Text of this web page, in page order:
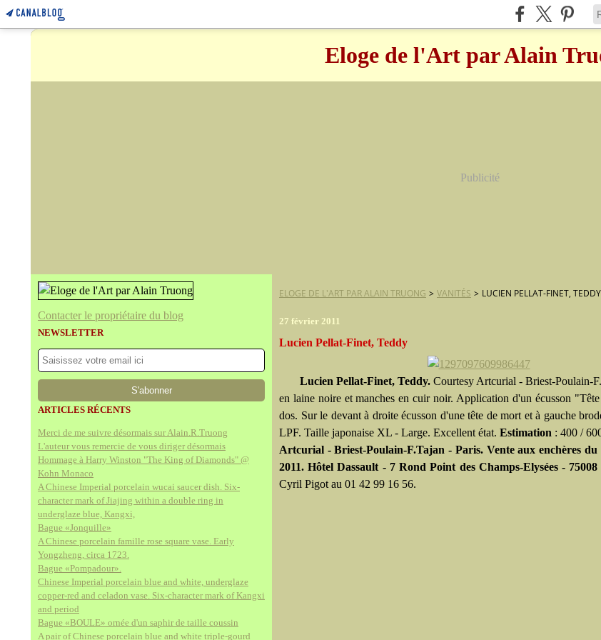
Eloge de l'Art par Alain
Publicité
Contacter le propriétaire du blog
NEWSLETTER
ARTICLES RÉCENTS
Merci de me suivre désormais sur Alain.R.Truong
L'auteur vous remercie de vous diriger désormais
Hommage à Harry Winston "The King of Diamonds" @
Kohn Monaco
A Chinese Imperial porcelain wucai saucer dish. Six-
character mark of Jiajing within a double ring in
underglaze blue, Kangxi,
Bague «Jonquille»
A Chinese porcelain famille rose square vase. Early
Yongzheng, circa 1723.
Bague «Pompadour».
Chinese Imperial porcelain blue and white, underglaze
copper-red and celadon vase. Six-character mark of Kangxi
and period
Bague «BOULE» ornée d'un saphir de taille coussin
A pair of Chinese porcelain blue and white triple-gourd
ELOGE DE L'ART PAR ALAIN TRUONG > VANITÉS > LUCIEN PELLAT-FINET, TEDDY
27 février 2011
Lucien Pellat-Finet, Teddy
Lucien Pellat-Finet, Teddy. Courtesy Artcurial - Briest-Poulain-
en laine noire et manches en cuir noir. Application d'un écusson
dos. Sur le devant à droite écusson d'une tête de mort et à gauche
LPF. Taille japonaise XL - Large. Excellent état. Estimation : 400 /
Artcurial - Briest-Poulain-F.Tajan - Paris. Vente aux enchères
2011. Hôtel Dassault - 7 Rond Point des Champs-Elysées -
Cyril Pigot au 01 42 99 16 56.